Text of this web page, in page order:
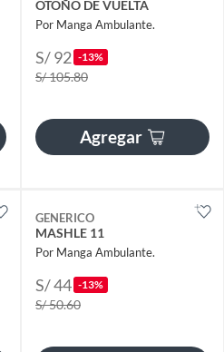
OTOÑO DE VUELTA
Por Manga Ambulante.
S/ 92 -13%
S/ 105.80
Agregar
GENERICO
MASHLE 11
Por Manga Ambulante.
S/ 44 -13%
S/ 50.60